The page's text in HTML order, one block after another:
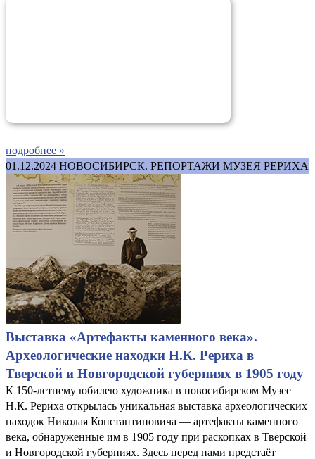
подробнее »
01.12.2024 НОВОСИБИРСК. РЕПОРТАЖИ МУЗЕЯ РЕРИХА
Выставка «Артефакты каменного века».
Археологические находки Н.К. Рериха в
Тверской и Новгородской губерниях в 1905 году
К 150-летнему юбилею художника в новосибирском Музее
Н.К. Рериха открылась уникальная выставка археологических
находок Николая Константиновича — артефакты каменного
века, обнаруженные им в 1905 году при раскопках в Тверской
и Новгородской губерниях. Здесь перед нами предстаёт